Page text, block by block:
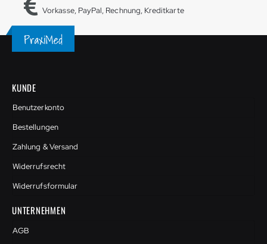
Vorkasse, PayPal, Rechnung, Kreditkarte
KUNDE
Benutzerkonto
Bestellungen
Zahlung & Versand
Widerrufsrecht
Widerrufsformular
UNTERNEHMEN
AGB